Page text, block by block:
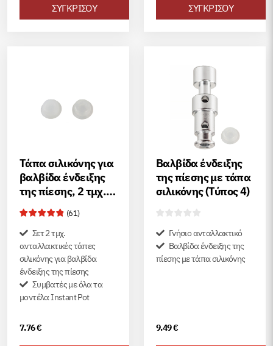
ΣΥΓΚΡΙΣΟΥ ΣΥΓΚΡΙΣΟΥ
Τάπα σιλικόνης για
βαλβίδα ένδειξης
της πίεσης, 2 τμχ.
(Τύπος 1)
(61)
Σετ 2 τμχ.
ανταλλακτικές τάπες
σιλικόνης για βαλβίδα
ένδειξης της πίεσης
Συμβατές με όλα τα
μοντέλα Instant Pot
7.76€
Βαλβίδα ένδειξης
της πίεσης με τάπα
σιλικόνης (Τύπος 4)
Γνήσιο ανταλλακτικό
Βαλβίδα ένδειξης της
πίεσης με τάπα σιλικόνης
9.49€